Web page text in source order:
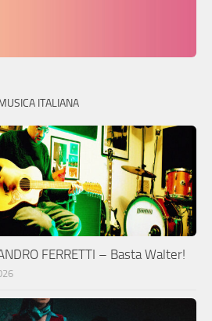
ITALIANA
FERRETTI – Basta Walter!